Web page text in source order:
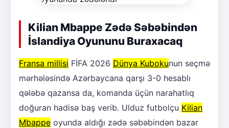
Kilian Mbappe Zədə Səbəbindən
İslandiya Oyununu Buraxacaq
Fransa millisi FİFA 2026 Dünya Kubokunun seçmə
mərhələsində Azərbaycana qarşı 3-0 hesablı
qələbə qazansa da, komanda üçün narahatlıq
doğuran hadisə baş verib. Ulduz futbolçu Kilian
Mbappe oyunda aldığı zədə səbəbindən bazar